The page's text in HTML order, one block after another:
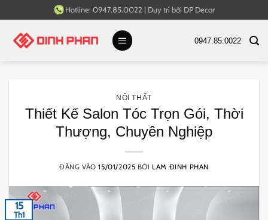
qua
Hotline: 0947.85.0022 | Duy trì bởi DP Decor
0947.85.0022
NỘI THẤT
Thiết Kế Salon Tóc Trọn Gói, Thời
Thượng, Chuyên Nghiệp
ĐĂNG VÀO15/01/2025 BỞI LAM ĐINH PHAN
15
Th1